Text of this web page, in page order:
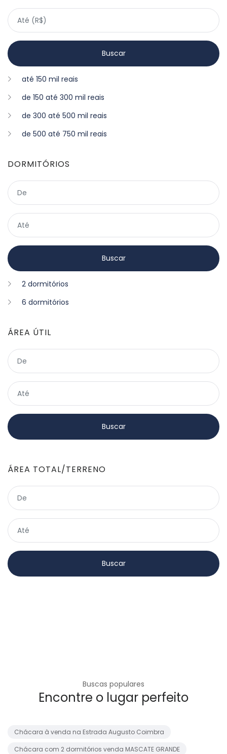
até 150 mil reais
de 150 até 300 mil reais
de 300 até 500 mil reais
de 500 até 750 mil reais
DORMITÓRIOS
2 dormitórios
6 dormitórios
ÁREA ÚTIL
ÁREA TOTAL/TERRENO
Buscas populares
Encontre o lugar perfeito
Chácara à venda na Estrada Augusto Coimbra
Chácara com 2 dormitórios venda MASCATE GRANDE